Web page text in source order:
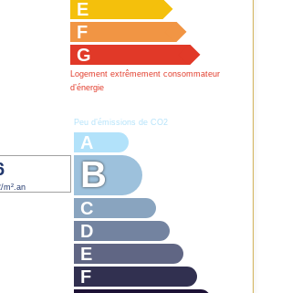
E
F
G
Logement extrêmement consommateur
d’énergie
m².an
Peu d’émissions de CO2
A
B
C
D
E
F